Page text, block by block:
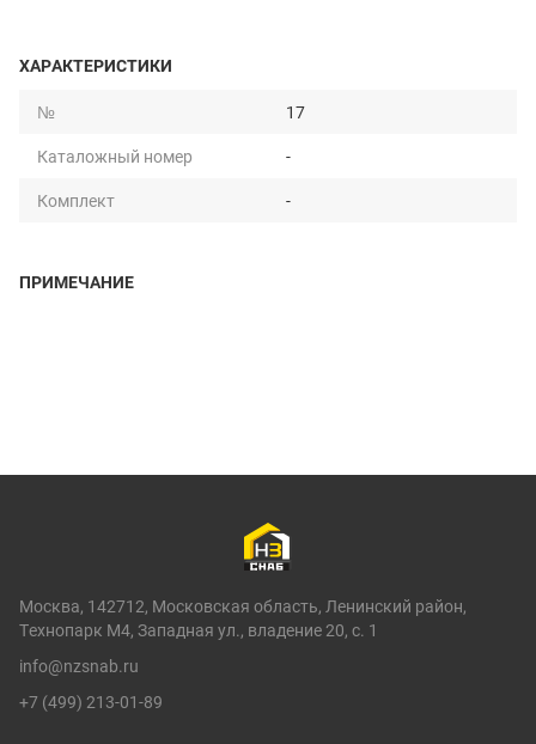
ХАРАКТЕРИСТИКИ
№
17
Каталожный номер
-
Комплект
-
ПРИМЕЧАНИЕ
Москва, 142712, Московская область, Ленинский район,
Технопарк М4, Западная ул., владение 20, с. 1
info@nzsnab.ru
+7 (499) 213-01-89